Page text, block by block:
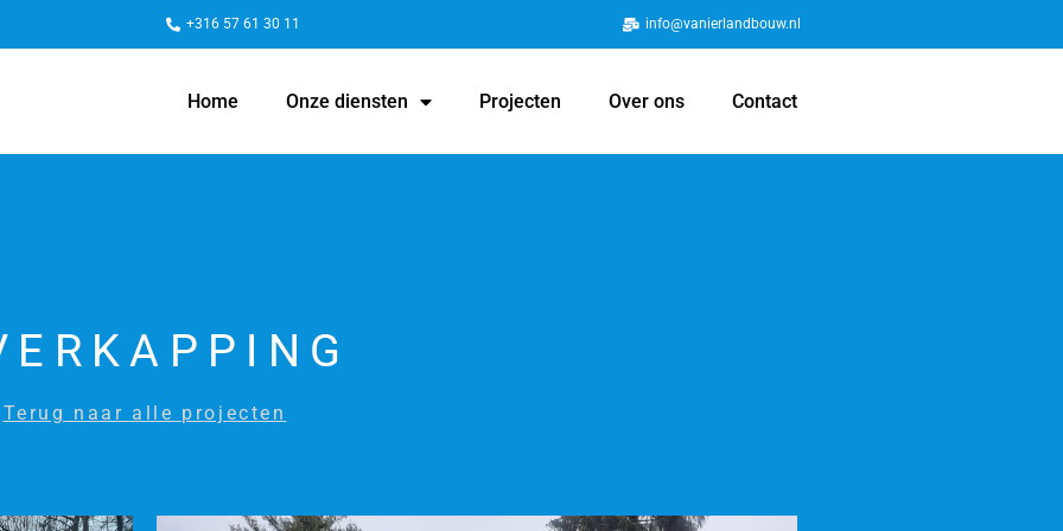
+316 57 61 30 11 info@vanierlandbouw.nl
Home Onze diensten Projecten Over ons Contact
Terug naar alle projecten